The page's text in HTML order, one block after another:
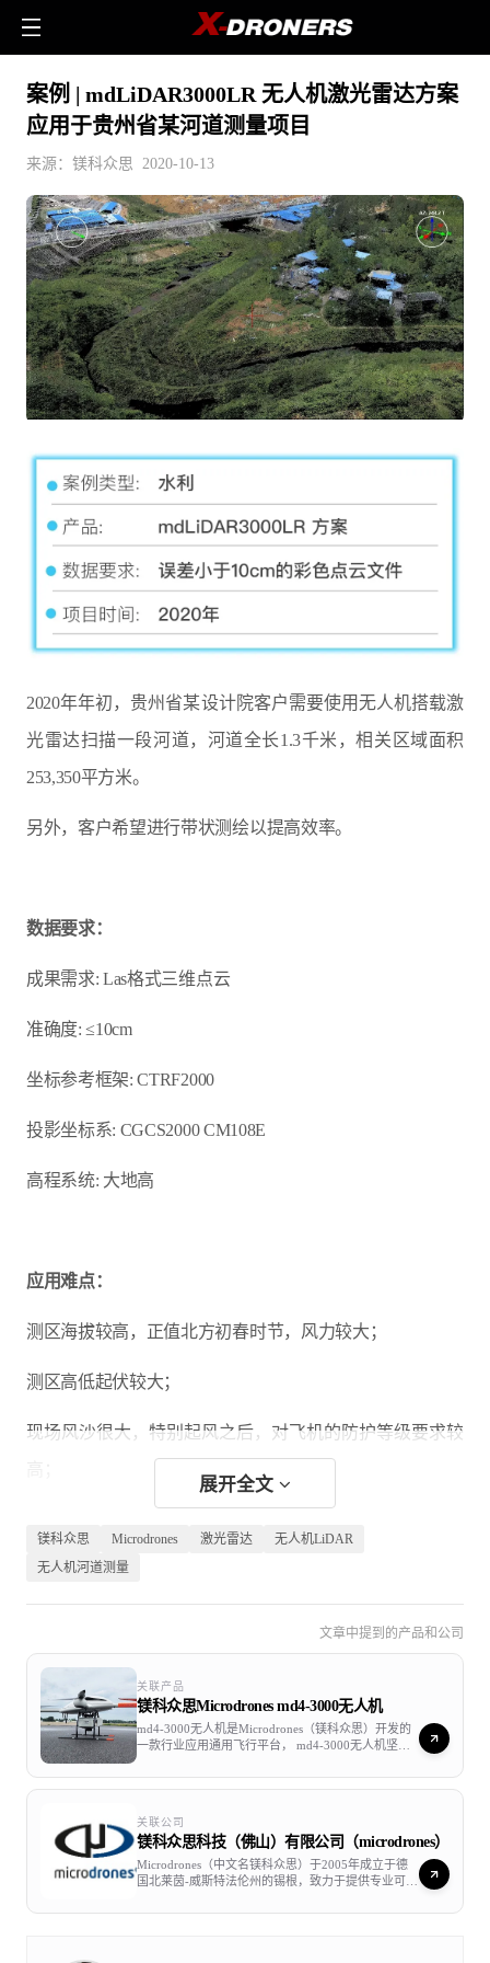
案例 | mdLiDAR3000LR 无人机激光雷达方案
应用于贵州省某河道测量项目
来源：镁科众思 2020-10-13
2020年年初，贵州省某设计院客户需要使用无人机搭载激
光雷达扫描一段河道，河道全长1.3千米，相关区域面积
253,350平方米。
另外，客户希望进行带状测绘以提高效率。
数据要求：
成果需求: Las格式三维点云
准确度: ≤10cm
坐标参考框架: CTRF2000
投影坐标系: CGCS2000 CM108E
高程系统: 大地高
应用难点：
测区海拔较高，正值北方初春时节，风力较大；
测区高低起伏较大；
现场风沙很大，特别起风之后，对飞机的防护等级要求较
测区概览图
展开全文
镁科众思 Microdrones 激光雷达
无人机LiDAR
无人机河道测量
文章中提到的产品和公司
关联产品
镁科众思Microdrones md4-3000无人机
md4-3000无人机是Microdrones（镁科众思）开发的
一款行业应用通用飞行平台， md4-3000无人机坚固
关联公司
镁科众思科技（佛山）有限公司（microdrones）
Microdrones（中文名镁科众思）于2005年成立于德
国北莱茵-威斯特法伦州的锡根，致力于提供专业可靠
绘地理信息、土地开发、基础设施监测、环境监测、